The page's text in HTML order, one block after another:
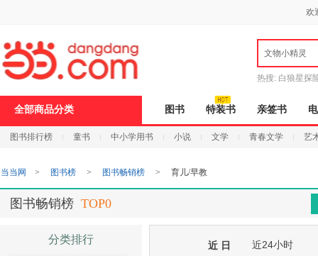
欢
文物小精灵
热搜: 白狼星探
全部商品分类 图书 特装书 亲签书
图书排行榜 童书 中小学用书 小说 文学 青春文学 艺
当当网 > 图书榜 > 图书畅销榜 > 育儿/早教
图书畅销榜 TOP0
分类排行
近 日 近24小时
打
开
无
障
页
加